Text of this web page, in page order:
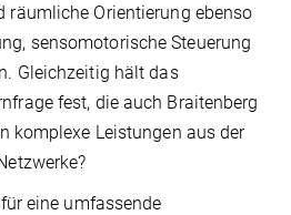
räumliche Orientierung ebenso
sensomotorische Steuerung
Gleichzeitig hält das
fest, die auch Braitenberg
komplexe Leistungen aus der
eine umfassende